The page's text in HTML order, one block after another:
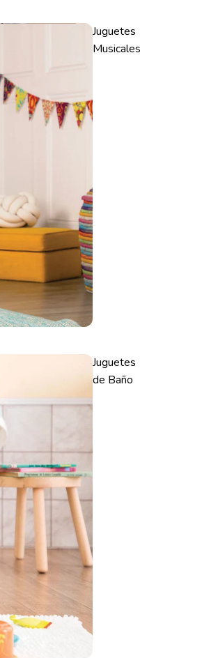
Juguetes
Musicales
Juguetes
de Baño